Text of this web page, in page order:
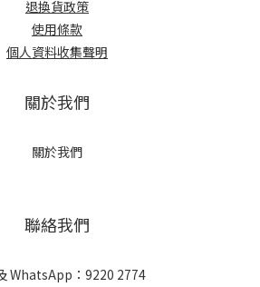
退換貨政策
使用條款
個人資料收集聲明
關於我們
關於我們
聯絡我們
WhatsApp：9220 2774